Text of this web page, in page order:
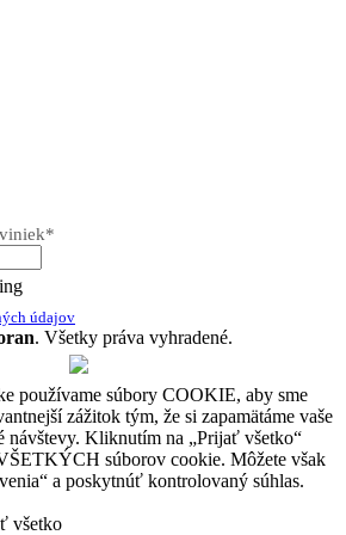
údajov
. Všetky práva vyhradené.
používame súbory COOKIE, aby sme
zážitok tým, že si zapamätáme vaše
návštevy. Kliknutím na „Prijať všetko“
súborov cookie. Môžete však
a poskytnúť kontrolovaný súhlas.
všetko